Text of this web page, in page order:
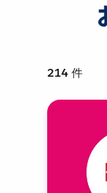
214 件